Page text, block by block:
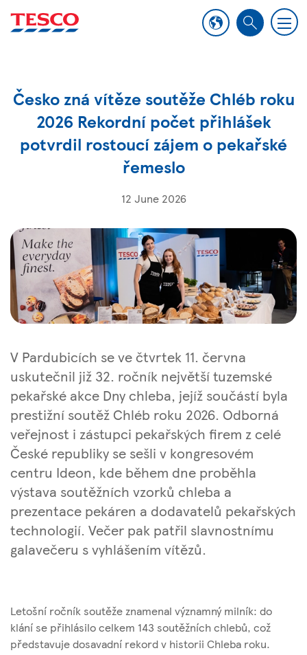
S
c
h
M
e
Česko zná vítěze soutěže Chléb roku
2026 Rekordní počet přihlášek
potvrdil rostoucí zájem o pekařské
řemeslo
12 June 2026
V Pardubicích se ve čtvrtek 11. června
uskutečnil již 32. ročník největší tuzemské
pekařské akce Dny chleba, jejíž součástí byla
prestižní soutěž Chléb roku 2026. Odborná
veřejnost i zástupci pekařských firem z celé
České republiky se sešli v kongresovém
centru Ideon, kde během dne proběhla
výstava soutěžních vzorků chleba a
prezentace pekáren a dodavatelů pekařských
technologií. Večer pak patřil slavnostnímu
galavečeru s vyhlášením vítězů.
Letošní ročník soutěže znamenal významný milník: do
klání se přihlásilo celkem 143 soutěžních chlebů, což
představuje dosavadní rekord v historii Chleba roku.